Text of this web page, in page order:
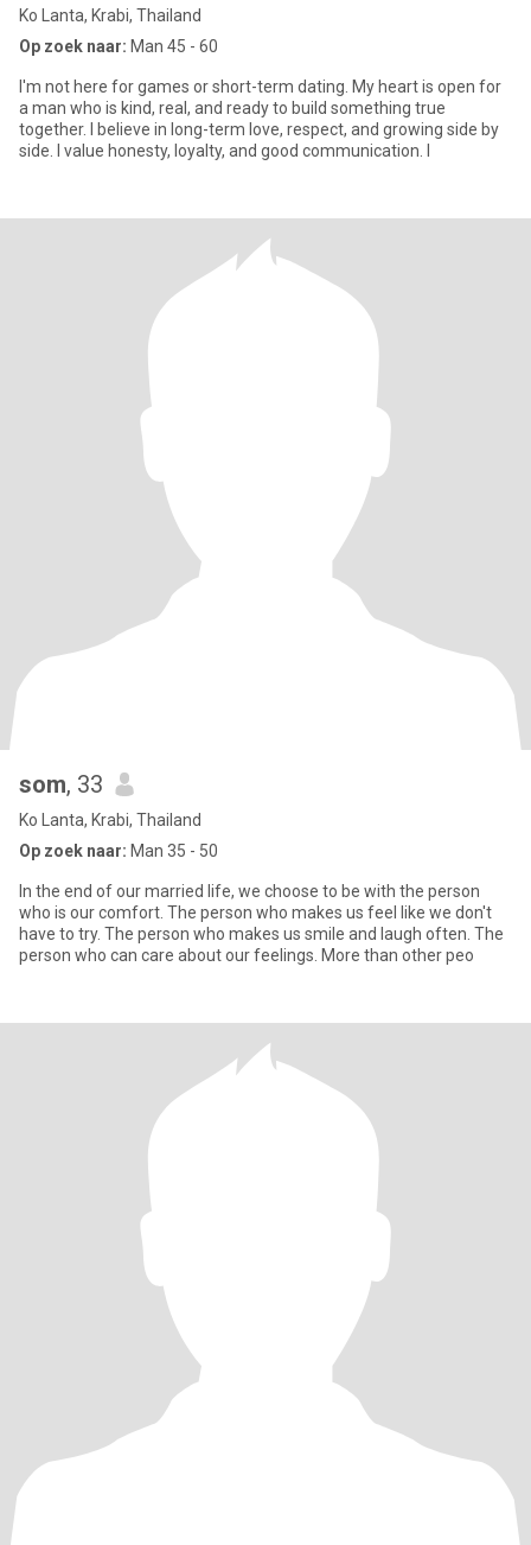
Ko Lanta, Krabi, Thailand
Op zoek naar: Man 45 - 60
I'm not here for games or short-term dating. My heart is open for
a man who is kind, real, and ready to build something true
together. I believe in long-term love, respect, and growing side by
side. I value honesty, loyalty, and good communication. I
som, 33
Ko Lanta, Krabi, Thailand
Op zoek naar: Man 35 - 50
In the end of our married life, we choose to be with the person
who is our comfort. The person who makes us feel like we don't
have to try. The person who makes us smile and laugh often. The
person who can care about our feelings. More than other peo